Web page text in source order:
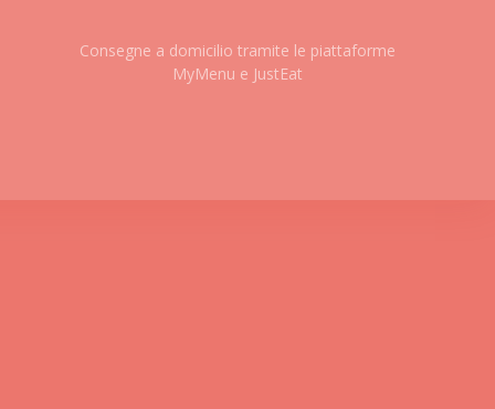
Consegne a domicilio tramite le piattaforme
MyMenu e JustEat